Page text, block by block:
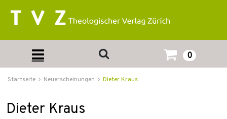
0
Startseite Neuerscheinungen Dieter Kraus
Dieter Kraus